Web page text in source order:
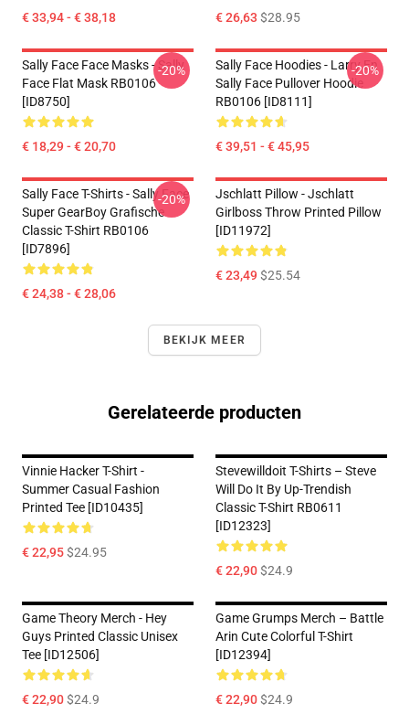
€ 33,94 - € 38,18 € 26,63 $28.95
Sally Face Face Masks - Sally
Face Flat Mask RB0106
[ID8750]
€ 18,29 - € 20,70
-20%
Sally Face Hoodies - Larry En
Sally Face Pullover Hoodie
RB0106 [ID8111]
€ 39,51 - € 45,95
-20%
Sally Face T-Shirts - Sally Face
Super GearBoy Grafische
Classic T-Shirt RB0106
[ID7896]
€ 24,38 - € 28,06
-20%
Jschlatt Pillow - Jschlatt
Girlboss Throw Printed Pillow
[ID11972]
€ 23,49$25.54
BEKIJK MEER
Gerelateerde producten
Vinnie Hacker T-Shirt -
Summer Casual Fashion
Printed Tee [ID10435]
€ 22,95$24.95
Stevewilldoit T-Shirts – Steve
Will Do It By Up-Trendish
Classic T-Shirt RB0611
[ID12323]
€ 22,90$24.9
Game Theory Merch - Hey
Guys Printed Classic Unisex
Tee [ID12506]
€ 22,90$24.9
Game Grumps Merch – Battle
Arin Cute Colorful T-Shirt
[ID12394]
€ 22,90$24.9